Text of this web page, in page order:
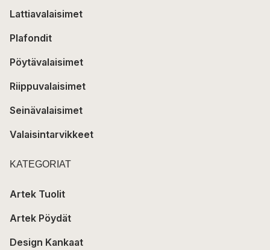
Lattiavalaisimet
Plafondit
Pöytävalaisimet
Riippuvalaisimet
Seinävalaisimet
Valaisintarvikkeet
KATEGORIAT
Artek Tuolit
Artek Pöydät
Design Kankaat